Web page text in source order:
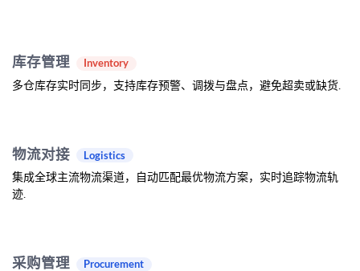
库存管理 Inventory
多仓库存实时同步，支持库存预警、调拨与盘点，避免超卖或缺货.
物流对接 Logistics
集成全球主流物流渠道，自动匹配最优物流方案，实时追踪物流轨
迹.
采购管理 Procurement